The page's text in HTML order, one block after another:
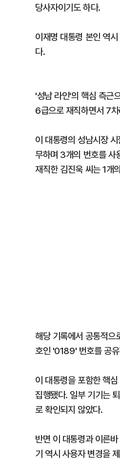
당사자이기도 하다.
이재명 대통령 본인 역
다.
'성남 라인'의 핵심 측근
6급으로 재직하면서 7
이 대통령의 성남시장
무하며 3개의 번호를
재직한 김진욱 씨는 1개
해당 기록에서 공통적
호인 '0189' 번호를 공
이 대통령을 포함한 핵
집행됐다. 일부 기기는
로 확인되지 않았다.
반면 이 대통령과 이른
기 역시 사용자 변경을